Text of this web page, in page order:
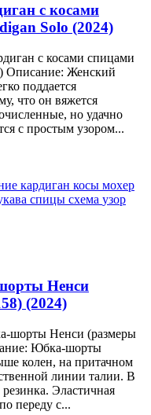
с косами
Solo (2024)
с косами спицами
Описание: Женский
поддается
что он вяжется
но удачно
с простым узором...
кардиган косы мохер
спицы схема узор
Ненси
(2024)
шорты Ненси (размеры
Юбка-шорты
колен, на притачном
линии талии. В
Эластичная
переду с...